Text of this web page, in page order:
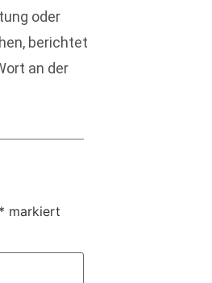
oder
berichtet
an der
* markiert